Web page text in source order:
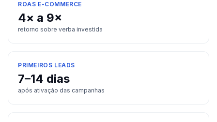
ROAS E-COMMERCE
4× a 9×
retorno sobre verba investida
PRIMEIROS LEADS
7–14 dias
após ativação das campanhas